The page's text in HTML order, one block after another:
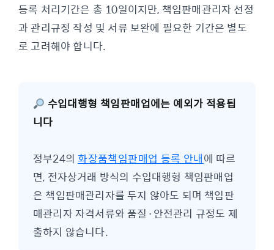
등록 처리기간은 총 10일이지만, 책임판매관리자 선정
과 관리규정 작성 및 서류 보완에 필요한 기간은 별도
로 고려해야 합니다.
수입대행형 책임판매업에는 예외가 적용됩
니다
정부24의화장품책임판매업 등록 안내에 따르
면, 전자상거래 방식의 수입대행형 책임판매업
은 책임판매관리자를 두지 않아도 되며 책임판
매관리자 자격서류와 품질·안전관리 규정도 제
출하지 않습니다.